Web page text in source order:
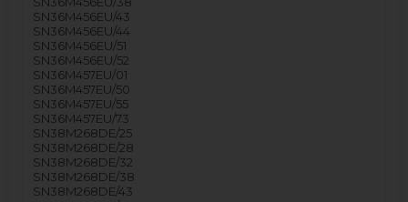
SN36M456EU/43
SN36M456EU/44
SN36M456EU/51
SN36M456EU/52
SN36M457EU/01
SN36M457EU/50
SN36M457EU/55
SN36M457EU/73
SN38M268DE/25
SN38M268DE/28
SN38M268DE/32
SN38M268DE/38
SN38M268DE/43